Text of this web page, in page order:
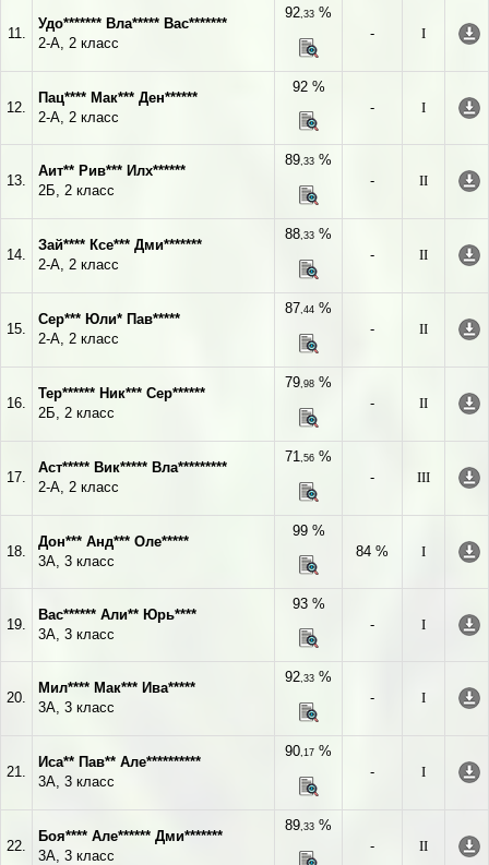
11.
Удо******* Вла***** Вас*******
2-А, 2 класс
92,33 %
-
I
12.
Пац**** Мак*** Ден******
2-А, 2 класс
92 %
-
I
13.
Аит** Рив*** Илх******
2Б, 2 класс
89,33 %
-
II
14.
Зай**** Ксе*** Дми*******
2-А, 2 класс
88,33 %
-
II
15.
Сер*** Юли* Пав*****
2-А, 2 класс
87,44 %
-
II
16.
Тер****** Ник*** Сер******
2Б, 2 класс
79,98 %
-
II
17.
Аст***** Вик***** Вла*********
2-А, 2 класс
71,56 %
-
III
18.
Дон*** Анд*** Оле*****
3А, 3 класс
99 %
84 %
I
19.
Вас****** Али** Юрь****
3А, 3 класс
93 %
-
I
20.
Мил**** Мак*** Ива*****
3А, 3 класс
92,33 %
-
I
21.
Иса** Пав** Але**********
3А, 3 класс
90,17 %
-
I
22.
Боя**** Але****** Дми*******
3А, 3 класс
89,33 %
-
II